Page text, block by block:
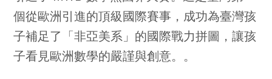
個從歐洲引進的頂級國際賽事，成功為臺灣孩
子補足了「非亞美系」的國際戰力拼圖，讓孩
子看見歐洲數學的嚴謹與創意。。